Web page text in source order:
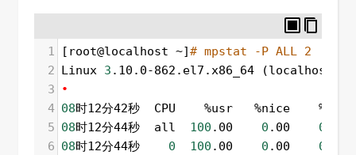
1 [root@localhost ~]# mpstat -P ALL 2
2 Linux 3 .10.0-862.el7.x86_64
3
•
4 08时12分42秒  CPU    %usr   %nice
5 08时12分44秒  all 100 .00 0 .00 0
6 08时12分44秒 0 100 .00 0 .00 0